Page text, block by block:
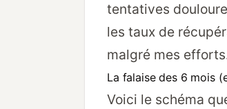
tentatives
les taux de
malgré mes
La falaise des 6 mois
Voici le schéma